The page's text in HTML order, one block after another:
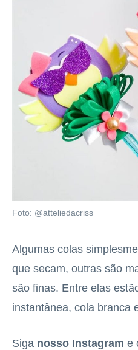
Foto: @atteliedacriss
Algumas colas
que secam, outras são
são finas. Entre elas
instantânea, cola branca
Siga nosso Instagram e